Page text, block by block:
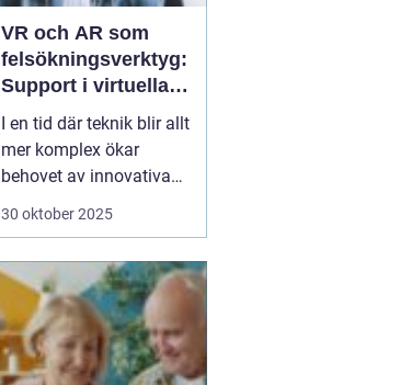
VR och AR som
felsökningsverktyg:
Support i virtuella
miljöer
I en tid där teknik blir allt
mer komplex ökar
behovet av innovativa
sätt att ge support. VR
erbjuder nya möjligheter
för felsökning, där
supportpersonal...
30 oktober 2025